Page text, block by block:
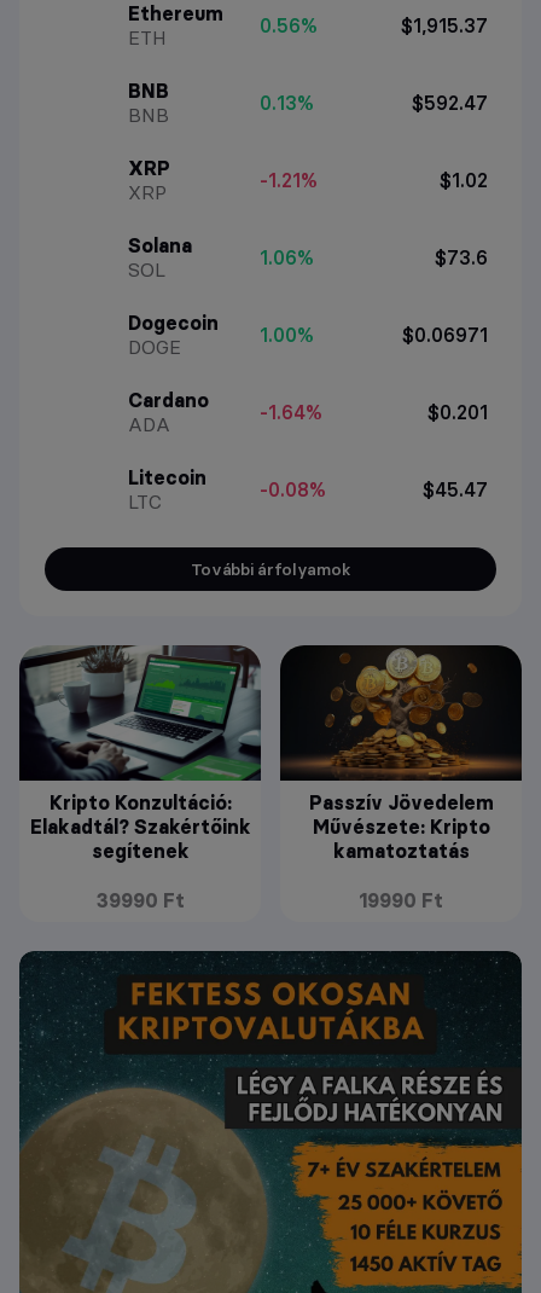
Ethereum
ETH
0.56% $1,915.37
BNB
BNB
0.13% $592.47
XRP
XRP
-1.21% $1.02
Solana
SOL
1.06% $73.6
Dogecoin
DOGE
1.00% $0.06971
Cardano
ADA
-1.64% $0.201
Litecoin
LTC
-0.08% $45.47
További árfolyamok
Kripto Konzultáció:
Elakadtál? Szakértőink
segítenek
39990 Ft
Passzív Jövedelem
Művészete: Kripto
kamatoztatás
19990 Ft